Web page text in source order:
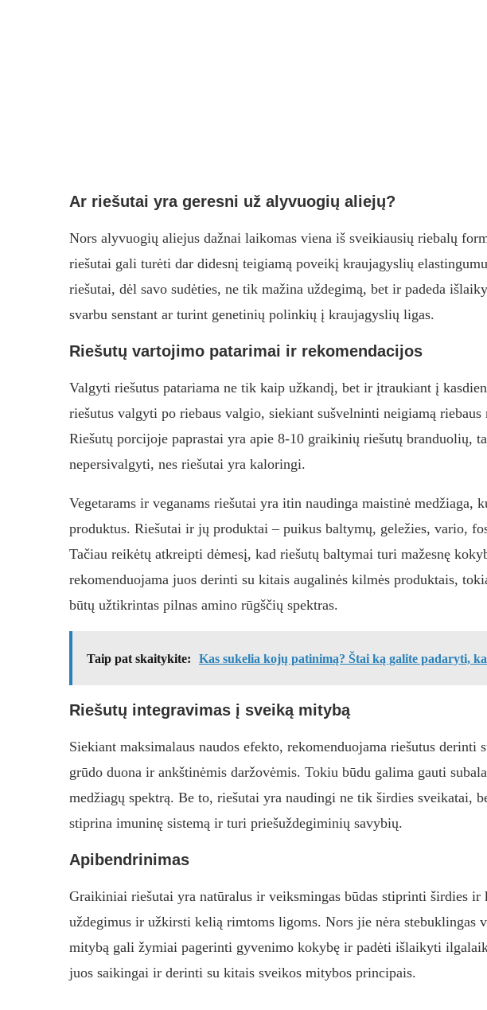
Ar riešutai yra geresni už alyvuogių aliejų?
Nors alyvuogių aliejus dažnai laikomas viena iš sveikiausių riebalų
riešutai gali turėti dar didesnį teigiamą poveikį kraujagyslių
riešutai, dėl savo sudėties, ne tik mažina uždegimą, bet ir padeda
svarbu senstant ar turint genetinių polinkių į kraujagyslių ligas.
Riešutų vartojimo patarimai ir rekomendacijos
Valgyti riešutus patariama ne tik kaip užkandį, bet ir įtraukiant į
riešutus valgyti po riebaus valgio, siekiant sušvelninti neigiamą
Riešutų porcijoje paprastai yra apie 8-10 graikinių riešutų branduolių,
nepersivalgyti, nes riešutai yra kaloringi.
Vegetarams ir veganams riešutai yra itin naudinga maistinė medžiaga,
produktus. Riešutai ir jų produktai – puikus baltymų, geležies, vario,
Tačiau reikėtų atkreipti dėmesį, kad riešutų baltymai turi mažesnę
rekomenduojama juos derinti su kitais augalinės kilmės produktais,
būtų užtikrintas pilnas amino rūgščių spektras.
Taip pat skaitykite: Kas sukelia kojų patinimą? Štai ką galite padaryti,
Riešutų integravimas į sveiką mitybą
Siekiant maksimalaus naudos efekto, rekomenduojama riešutus
grūdo duona ir ankštinėmis daržovėmis. Tokiu būdu galima gauti
medžiagų spektrą. Be to, riešutai yra naudingi ne tik širdies sveikatai,
stiprina imuninę sistemą ir turi priešuždegiminių savybių.
Apibendrinimas
Graikiniai riešutai yra natūralus ir veiksmingas būdas stiprinti širdies ir
uždegimus ir užkirsti kelią rimtoms ligoms. Nors jie nėra stebuklingas
mitybą gali žymiai pagerinti gyvenimo kokybę ir padėti išlaikyti
juos saikingai ir derinti su kitais sveikos mitybos principais.